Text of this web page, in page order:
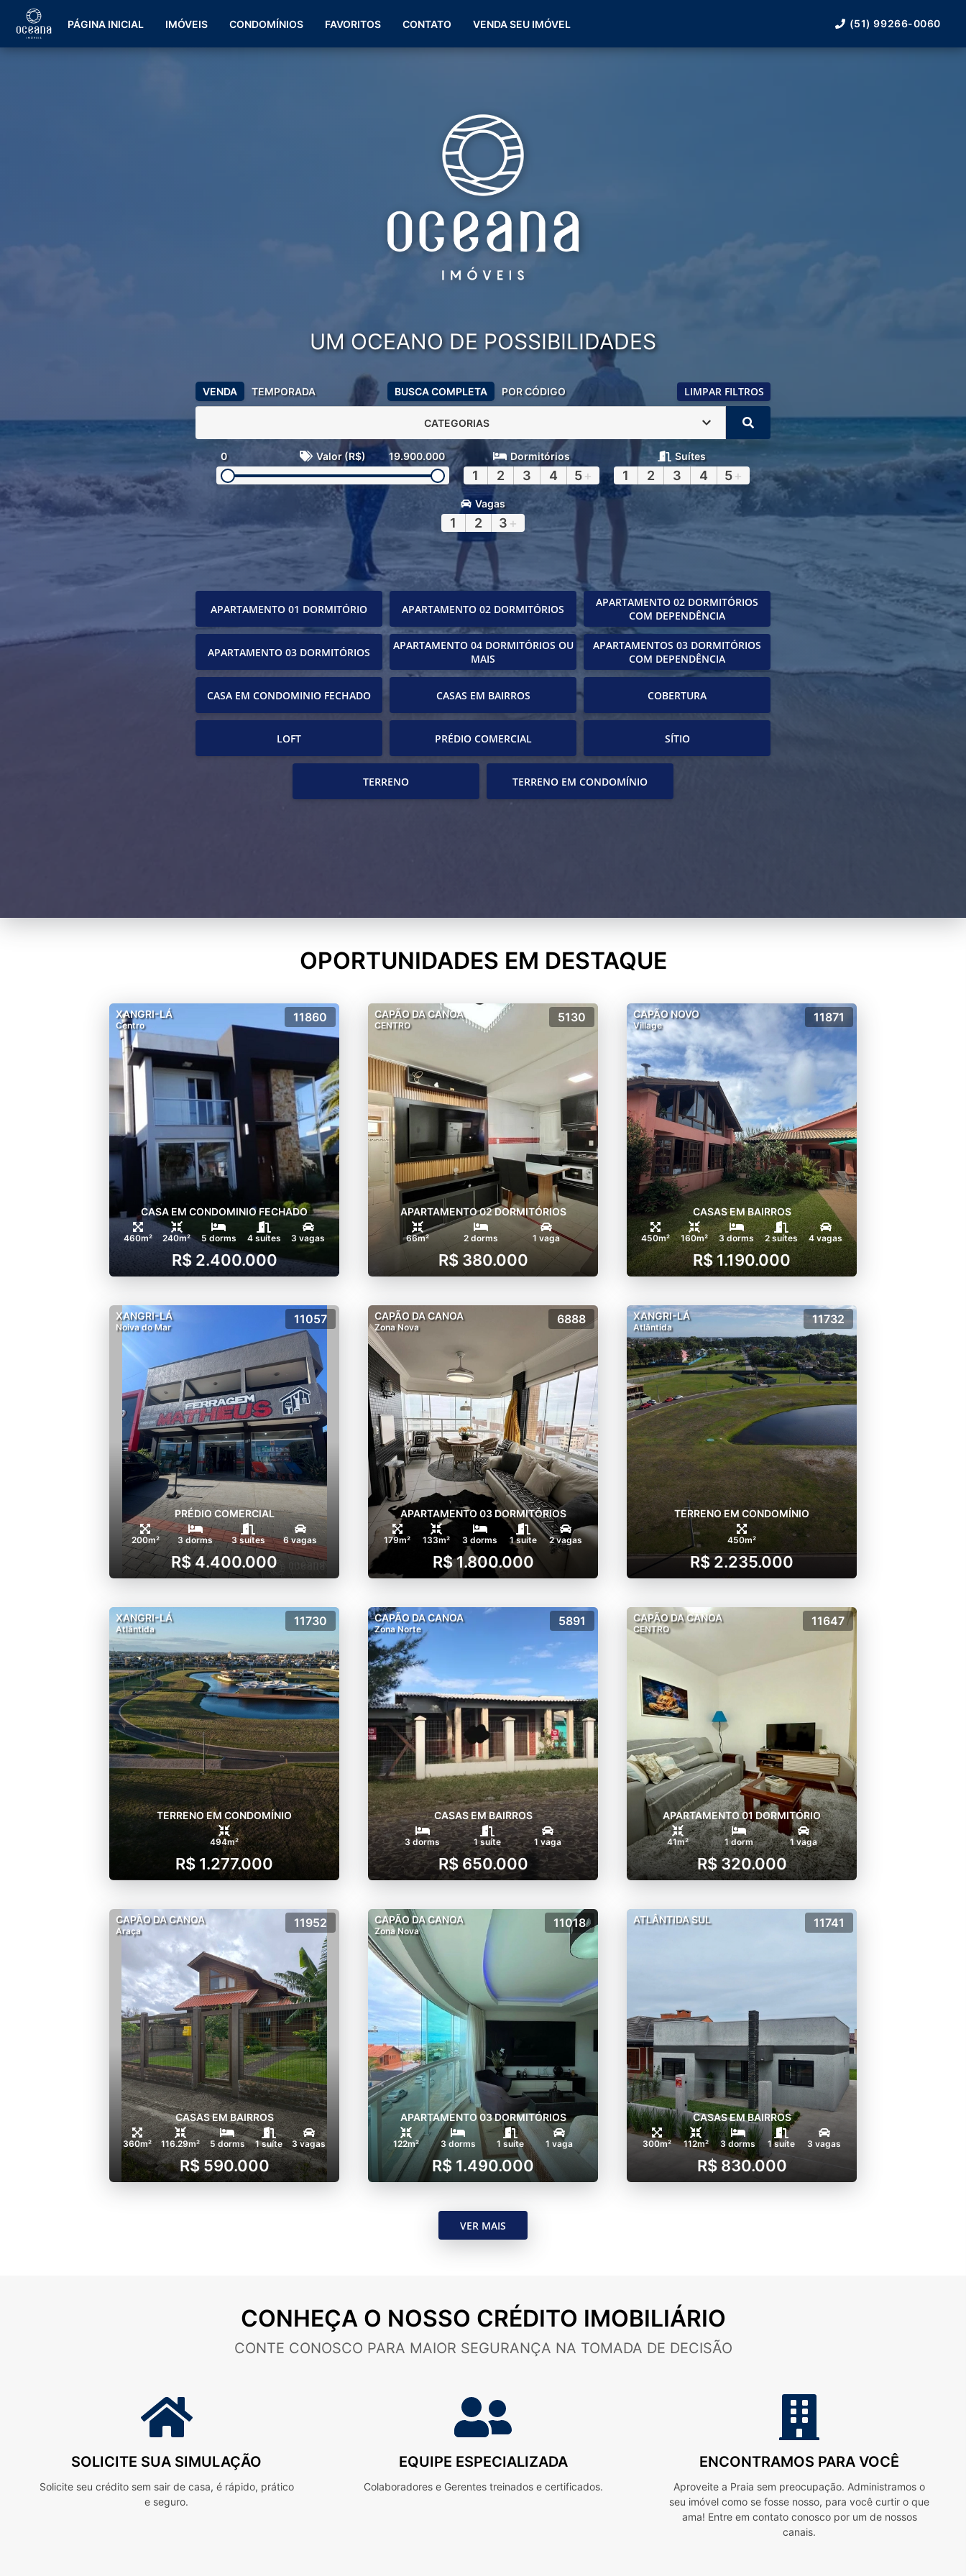
(51) 99266-0060
PÁGINA INICIAL IMÓVEIS CONDOMÍNIOS FAVORITOS CONTATO VENDA SEU IMÓVEL (51) 99266-0060
UM OCEANO DE POSSIBILIDADES
VENDA TEMPORADA BUSCA COMPLETA POR CÓDIGO LIMPAR FILTROS
CATEGORIAS
0 Valor (R$) 19.900.000 Dormitórios
1 2 3 4 5+
Suítes
1 2 3 4 5+
Vagas
1 2 3 +
APARTAMENTO 01 DORMITÓRIO APARTAMENTO 02 DORMITÓRIOS
APARTAMENTO 02 DORMITÓRIOS
COM DEPENDÊNCIA
APARTAMENTO 03 DORMITÓRIOS
APARTAMENTO 04 DORMITÓRIOS OU
MAIS
APARTAMENTOS 03 DORMITÓRIOS
COM DEPENDÊNCIA
CASA EM CONDOMINIO FECHADO CASAS EM BAIRROS COBERTURA
LOFT PRÉDIO COMERCIAL SÍTIO
TERRENO TERRENO EM CONDOMÍNIO
OPORTUNIDADES EM DESTAQUE
XANGRI-LÁ
Centro
11860
CASA EM CONDOMINIO FECHADO
460m² 240m² 5 dorms 4 suítes 3 vagas
R$ 2.400.000
CAPÃO DA CANOA
CENTRO
5130
APARTAMENTO 02 DORMITÓRIOS
66m² 2 dorms 1 vaga
R$ 380.000
CAPÃO NOVO
Village
11871
CASAS EM BAIRROS
450m² 160m² 3 dorms 2 suítes 4 vagas
R$ 1.190.000
XANGRI-LÁ
Noiva do Mar
11057
PRÉDIO COMERCIAL
200m² 3 dorms 3 suítes 6 vagas
R$ 4.400.000
CAPÃO DA CANOA
Zona Nova
6888
APARTAMENTO 03 DORMITÓRIOS
179m² 133m² 3 dorms 1 suíte 2 vagas
R$ 1.800.000
XANGRI-LÁ
Atlântida
11732
TERRENO EM CONDOMÍNIO
450m²
R$ 2.235.000
XANGRI-LÁ
Atlântida
11730
TERRENO EM CONDOMÍNIO
494m²
R$ 1.277.000
CAPÃO DA CANOA
Zona Norte
5891
CASAS EM BAIRROS
3 dorms 1 suíte 1 vaga
R$ 650.000
CAPÃO DA CANOA
CENTRO
11647
APARTAMENTO 01 DORMITÓRIO
41m² 1 dorm 1 vaga
R$ 320.000
CAPÃO DA CANOA
Araça
11952
CASAS EM BAIRROS
360m² 116.29m² 5 dorms 1 suíte 3 vagas
R$ 590.000
CAPÃO DA CANOA
Zona Nova
11018
APARTAMENTO 03 DORMITÓRIOS
122m² 3 dorms 1 suíte 1 vaga
R$ 1.490.000
ATLÂNTIDA SUL 11741
CASAS EM BAIRROS
300m² 112m² 3 dorms 1 suíte 3 vagas
R$ 830.000
VER MAIS
CONHEÇA O NOSSO CRÉDITO IMOBILIÁRIO
CONTE CONOSCO PARA MAIOR SEGURANÇA NA TOMADA DE DECISÃO
SOLICITE SUA SIMULAÇÃO
Solicite seu crédito sem sair de casa, é rápido, prático
e seguro.
EQUIPE ESPECIALIZADA
Colaboradores e Gerentes treinados e certificados.
ENCONTRAMOS PARA VOCÊ
Aproveite a Praia sem preocupação. Administramos o
seu imóvel como se fosse nosso, para você curtir o que
ama! Entre em contato conosco por um de nossos
canais.